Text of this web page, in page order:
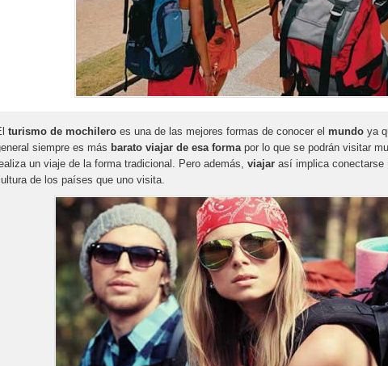
turismo de mochilero es una de las mejores formas de conocer el mundo ya
siempre es más barato viajar de esa formapor lo que se podrán visitar
un viaje de la forma tradicional. Pero además, viajar así implica conectarse
de los países que uno visita.